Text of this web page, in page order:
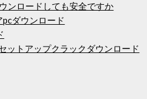
ンロードしても安全ですか
ダウンロード
ットアップクラックダウンロード